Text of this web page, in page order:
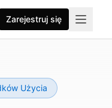
Zarejestruj się
Użycia